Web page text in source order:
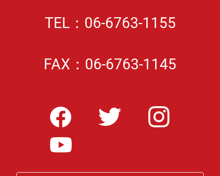
TEL：06-6763-1155
FAX：06-6763-1145